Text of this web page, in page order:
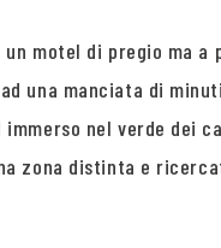
un motel di pregio ma
una manciata di
immerso nel verde dei
zona distinta e